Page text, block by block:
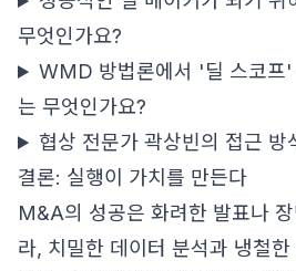
무엇인가요?
WMD 방법론에서 '딜 스코프'
는 무엇인가요?
협상 전문가 곽상빈의 접근 방
결론: 실행이 가치를 만든다
M&A의 성공은 화려한 발표나 장
라, 치밀한 데이터 분석과 냉철